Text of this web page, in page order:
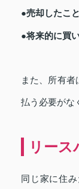
●売却したこ
●将来的に買
また、所有
払う必要がな
リース
同じ家に住